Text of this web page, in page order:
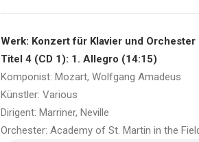
Werk: Konzert für Klavier und Orchester
Titel 4 (CD 1): 1. Allegro (14:15)
Komponist: Mozart, Wolfgang Amadeus
Künstler: Various
Dirigent: Marriner, Neville
Orchester: Academy of St. Martin in the